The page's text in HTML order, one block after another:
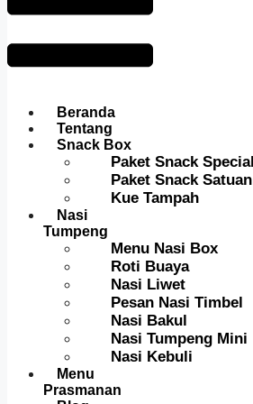
Beranda
Tentang
Snack Box
Paket Snack Special
Paket Snack Satuan
Kue Tampah
Nasi
Tumpeng
Menu Nasi Box
Roti Buaya
Nasi Liwet
Pesan Nasi Timbel
Nasi Bakul
Nasi Tumpeng Mini
Nasi Kebuli
Menu
Prasmanan